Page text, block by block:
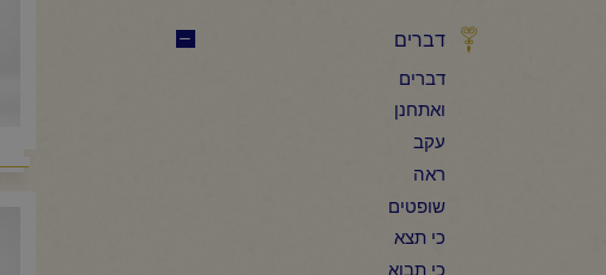
דברים
דברים
ואתחנן
עקב
ראה
שופטים
כי תצא
כי תבוא